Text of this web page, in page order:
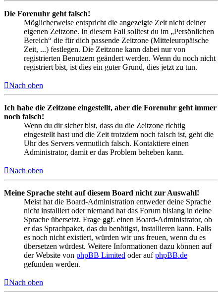
Die Forenuhr geht falsch!
Möglicherweise entspricht die angezeigte Zeit nicht deiner
eigenen Zeitzone. In diesem Fall solltest du im „Persönlichen
Bereich“ die für dich passende Zeitzone (Mitteleuropäische
Zeit, ...) festlegen. Die Zeitzone kann dabei nur von
registrierten Benutzern geändert werden. Wenn du noch nicht
registriert bist, ist dies ein guter Grund, dies jetzt zu tun.
Nach oben
Ich habe die Zeitzone eingestellt, aber die Forenuhr geht immer
noch falsch!
Wenn du dir sicher bist, dass du die Zeitzone richtig
eingestellt hast und die Zeit trotzdem noch falsch ist, geht die
Uhr des Servers vermutlich falsch. Kontaktiere einen
Administrator, damit er das Problem beheben kann.
Nach oben
Meine Sprache steht auf diesem Board nicht zur Auswahl!
Meist hat die Board-Administration entweder deine Sprache
nicht installiert oder niemand hat das Forum bislang in deine
Sprache übersetzt. Frage ggf. einen Board-Administrator, ob
er das Sprachpaket, das du benötigst, installieren kann. Falls
es noch nicht existiert, würden wir uns freuen, wenn du es
übersetzen würdest. Weitere Informationen dazu können auf
der Website von phpBB Limited oder aufphpBB.de
gefunden werden.
Nach oben